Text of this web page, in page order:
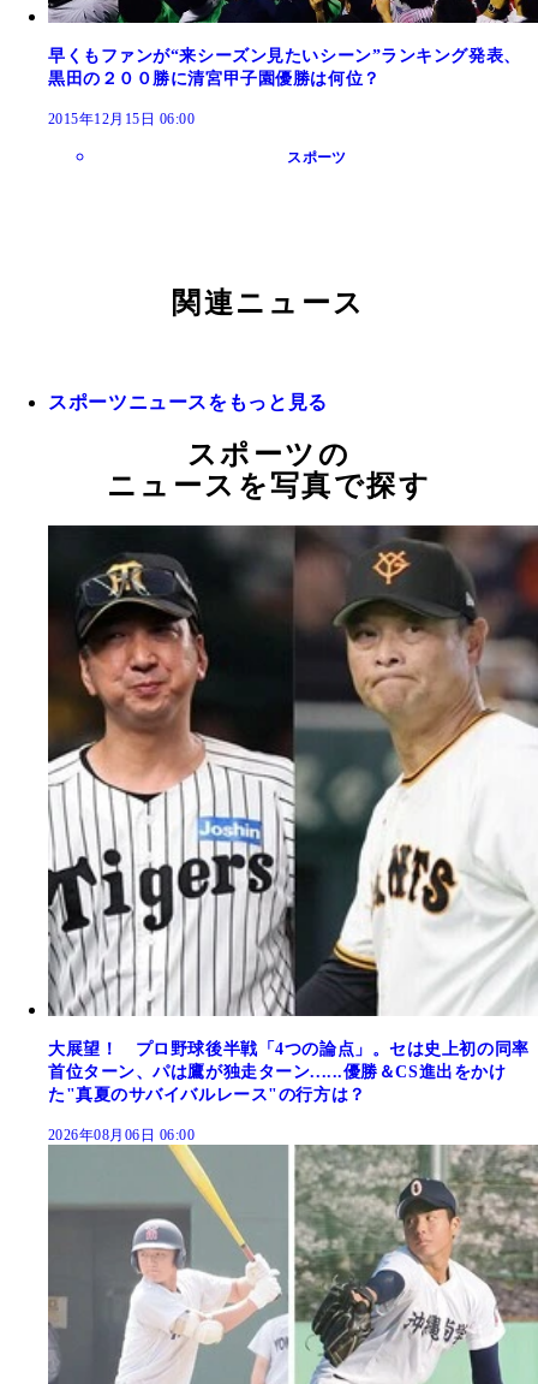
早くもファンが“来シーズン見たいシーン”ランキング発表、
黒田の２００勝に清宮甲子園優勝は何位？
2015年12月15日 06:00
スポーツ
関連ニュース
スポーツニュースをもっと見る
スポーツの
ニュースを写真で探す
大展望！ プロ野球後半戦「4つの論点」。セは史上初の同率
首位ターン、パは鷹が独走ターン......優勝＆CS進出をかけ
た"真夏のサバイバルレース"の行方は？
2026年08月06日 06:00